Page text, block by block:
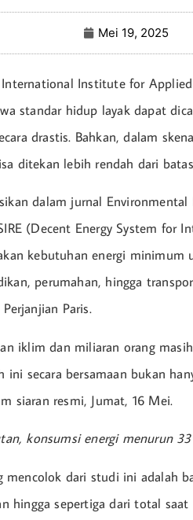
Mei 19, 2025
Institute for
standar hidup layak dapat
drastis. Bahkan, dalam
ditekan lebih rendah dari
dalam jurnal Environmental
(Decent Energy System for
kebutuhan energi minimum
perumahan, hingga
Paris.
iklim dan miliaran orang
ini secara bersamaan bukan
siaran resmi, Jumat, 16 Mei.
konsumsi energi menurun
mencolok dari studi ini adalah
hingga sepertiga dari total